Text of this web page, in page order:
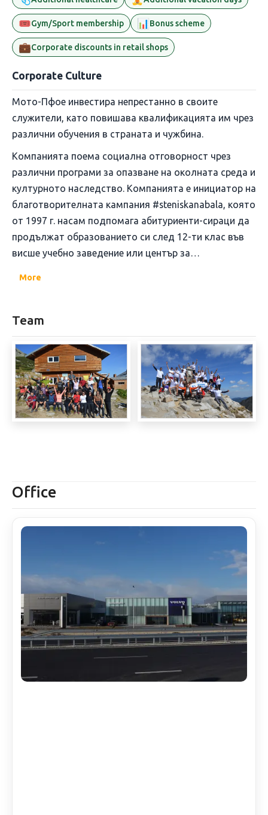
🎟️Gym/Sport membership 📊Bonus scheme
💼Corporate discounts in retail shops
Corporate Culture
Мото-Пфое инвестира непрестанно в своите
служители, като повишава квалификацията им чрез
различни обучения в страната и чужбина.
Компанията поема социална отговорност чрез
различни програми за опазване на околната среда и
културното наследство. Компанията е инициатор на
благотворителната кампания #steniskanabala, която
от 1997 г. насам подпомага абитуриенти-сираци да
продължат образованието си след 12-ти клас във
висше учебно заведение или център за
More
Team
Office